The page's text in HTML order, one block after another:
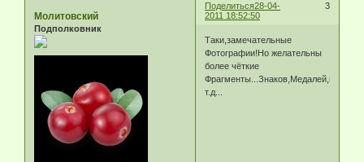
Поделиться 3
28-04-
2011 18:52:50
Молитовский
Подполковник
Таки,замечательные
Фотографии!Но желательны
более чёткие
Фрагменты...Знаков,Медалей,и
т.д...